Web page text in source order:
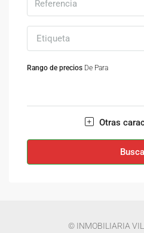
Etiqueta
Rango de precios De Para
Otras
© INMOBILIARIA